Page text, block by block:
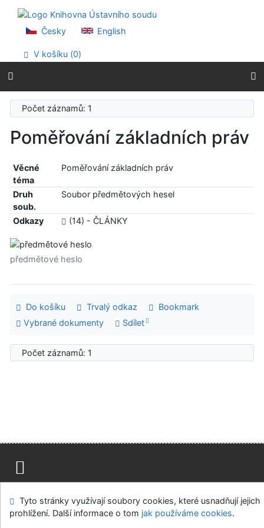
Přejít na menu
Prohlášení o webové přístupnosti
Česky English
V košíku (0)
Počet záznamů: 1
Poměřování základních práv
Věcné
téma
Poměřování základních práv
Druh
soub.
Soubor předmětových hesel
Odkazy (14) - ČLÁNKY
předmětové heslo
Do košíku Trvalý odkaz
Bookmark
Vybrané dokumenty
Sdílet
Počet záznamů: 1
Modul OpenSearch
Napište nám Nastavení cookies
Tyto stránky využívají soubory cookies, které usnadňují jejich
prohlížení. Další informace o tom jak používáme cookies.